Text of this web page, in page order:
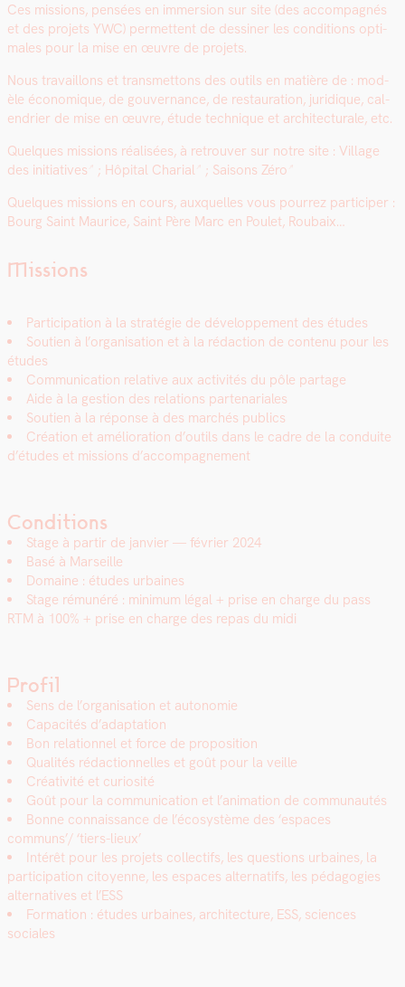
Ces mis­sions, pen­sées en immer­sion sur site (des accom­pa­g­nés
et des pro­jets YWC) per­me­t­tent de dessin­er les con­di­tions opti­
males pour la mise en œuvre de pro­jets.
Nous tra­vail­lons et trans­met­tons des out­ils en matière de : mod­
èle économique, de gou­ver­nance, de restau­ra­tion, juridique, cal­
en­dri­er de mise en œuvre, étude tech­nique et archi­tec­turale, etc.
Quelques mis­sions réal­isées, à retrou­ver sur notre site : Vil­lage
des ini­tia­tives
; Hôpi­tal Char­i­al ; Saisons Zéro
Quelques mis­sions en cours, aux­quelles vous pour­rez par­ticiper :
Bourg Saint Mau­rice, Saint Père Marc en Poulet, Roubaix…
Missions
Par­tic­i­pa­tion à la stratégie de développe­ment des études
Sou­tien à l’organisation et à la rédac­tion de con­tenu pour les
études
Com­mu­ni­ca­tion rel­a­tive aux activ­ités du pôle partage
Aide à la ges­tion des rela­tions parte­nar­i­ales
Sou­tien à la réponse à des marchés publics
Créa­tion et amélio­ra­tion d’outils dans le cadre de la con­duite
d’études et mis­sions d’accompagnement
Conditions
Stage à par­tir de jan­vi­er — févri­er 2024
Basé à Mar­seille
Domaine : études urbaines
Stage rémunéré : min­i­mum légal + prise en charge du pass
RTM à 100% + prise en charge des repas du midi
Profil
Sens de l’organisation et autonomie
Capac­ités d’adaptation
Bon rela­tion­nel et force de propo­si­tion
Qual­ités rédac­tion­nelles et goût pour la veille
Créa­tiv­ité et curiosité
Goût pour la com­mu­ni­ca­tion et l’animation de com­mu­nautés
Bonne con­nais­sance de l’écosystème des ‘espaces
communs’/ ‘tiers-lieux’
Intérêt pour les pro­jets col­lec­tifs, les ques­tions urbaines, la
par­tic­i­pa­tion citoyenne, les espaces alter­nat­ifs, les péd­a­go­gies
alter­na­tives et l’ESS
For­ma­tion : études urbaines, archi­tec­ture, ESS, sci­ences
sociales